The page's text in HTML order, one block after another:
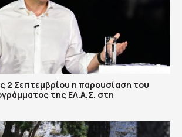
2 Σεπτεμβρίου η παρουσίαση του
της ΕΛ.Α.Σ. στη